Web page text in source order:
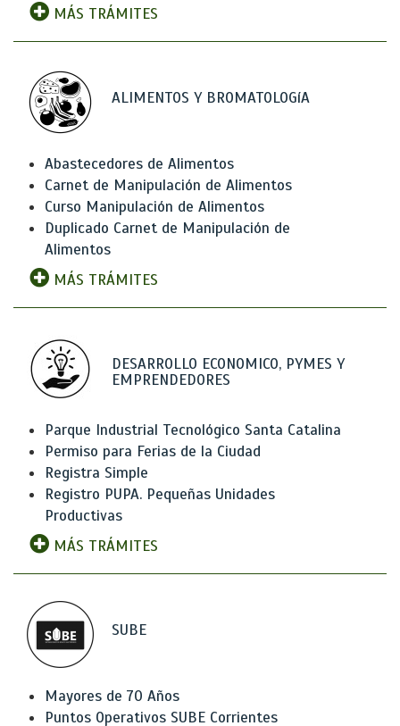
MÁS TRÁMITES
ALIMENTOS Y BROMATOLOGíA
Abastecedores de Alimentos
Carnet de Manipulación de Alimentos
Curso Manipulación de Alimentos
Duplicado Carnet de Manipulación de
Alimentos
MÁS TRÁMITES
DESARROLLO ECONOMICO, PYMES Y
EMPRENDEDORES
Parque Industrial Tecnológico Santa Catalina
Permiso para Ferias de la Ciudad
Registra Simple
Registro PUPA. Pequeñas Unidades
Productivas
MÁS TRÁMITES
SUBE
Mayores de 70 Años
Puntos Operativos SUBE Corrientes